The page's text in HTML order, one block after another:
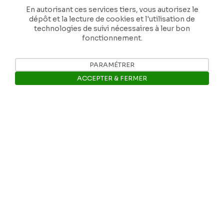
Nos coordonnées
En autorisant ces services tiers, vous autorisez le
dépôt et la lecture de cookies et l'utilisation de
technologies de suivi nécessaires à leur bon
fonctionnement.
PARAMÉTRER
ACCEPTER & FERMER